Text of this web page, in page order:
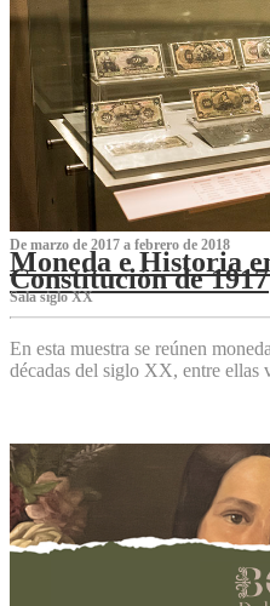
De marzo de 2017 a febrero de 2018
Moneda e Historia
Constitución de 1917
Sala siglo XX
En esta muestra se reúnen
décadas del siglo XX, entre ellas